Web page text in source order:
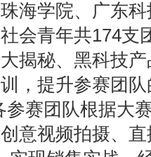
海学院、广东
会青年共174支
揭秘、黑科技
，提升参赛团队
参赛团队根据大
意视频拍摄、